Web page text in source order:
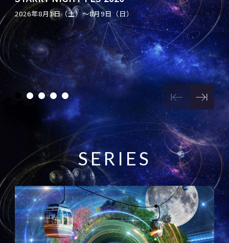
2026年8月1日（土）〜8月9日（日）
「アイドルマスター シンデレラガールズ」 ×
Star Village ACHI コラボレーション2026
「天体観測会 supported by Vixen」開催
日本一の星空写真室 〜星降る記憶をあなたに〜
SER I ES